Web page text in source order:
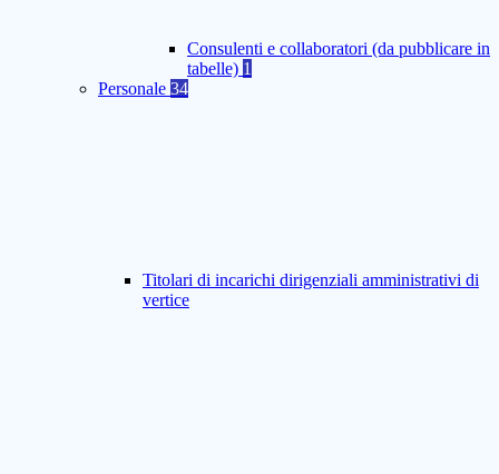
Consulenti e collaboratori (da pubblicare in
tabelle) 1
Personale 34
Titolari di incarichi dirigenziali amministrativi di
vertice